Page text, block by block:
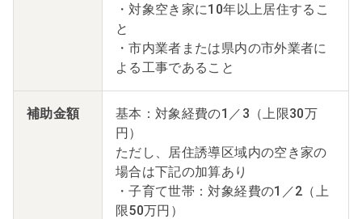
・対象空き家に10年以上居住するこ
と
・市内業者または県内の市外業者に
よる工事であること
補助金額
基本：対象経費の1／3（上限30万
円）
ただし、居住誘導区域内の空き家の
場合は下記の加算あり
・子育て世帯：対象経費の1／2（上
限50万円）